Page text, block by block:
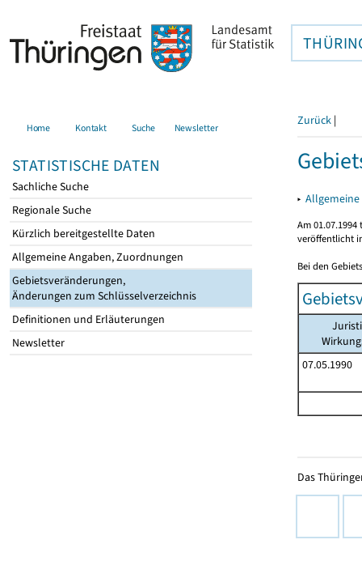
Home Kontakt Suche Newsletter
STATISTISCHE DATEN
Sachliche Suche
Regionale Suche
Kürzlich bereitgestellte Daten
Allgemeine Angaben, Zuordnungen
Gebietsveränderungen,
Änderungen zum Schlüsselverzeichnis
Definitionen und Erläuterungen
Newsletter
Zurück |
▸
Am
veröffentlicht
Bei den
07.05.1990
Das